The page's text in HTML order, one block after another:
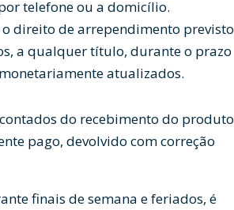
telefone ou a domicílio.
direito de arrependimento previsto
a qualquer título, durante o prazo
atualizados.
do recebimento do produto
pago, devolvido com correção
finais de semana e feriados, é